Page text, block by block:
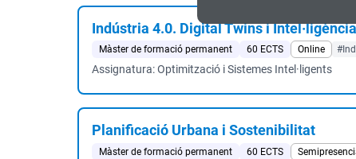
Indústria 4.0. Digital Twins i
Màster de formació permanent 60 ECTS Online
Assignatura: Optimització i Sistemes Intel·ligents
Planificació Urbana i Sostenibilitat
Màster de formació permanent 60 ECTS